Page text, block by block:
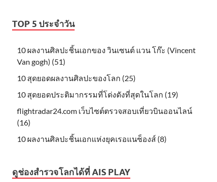
TOP 5 ประจำวัน
10 ผลงานศิลปะชิ้นเอกของ วินเซนต์ แวน โก๊ะ (Vincent
Van gogh) (51)
10 สุดยอดผลงานศิลปะของโลก (25)
10 สุดยอดประติมากรรมที่โด่งดังที่สุดในโลก (19)
flightradar24.com เว็บไซต์ตรวจสอบเที่ยวบินออนไลน์
(16)
10 ผลงานศิลปะชิ้นเอกแห่งยุคเรอแนซ็องส์ (8)
ดูช่องสำรวจโลกได้ที่ AIS PLAY